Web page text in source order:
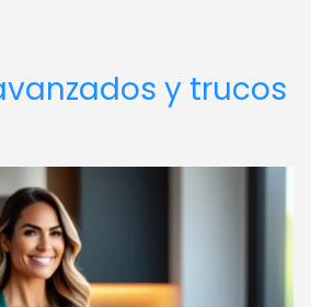
y trucos